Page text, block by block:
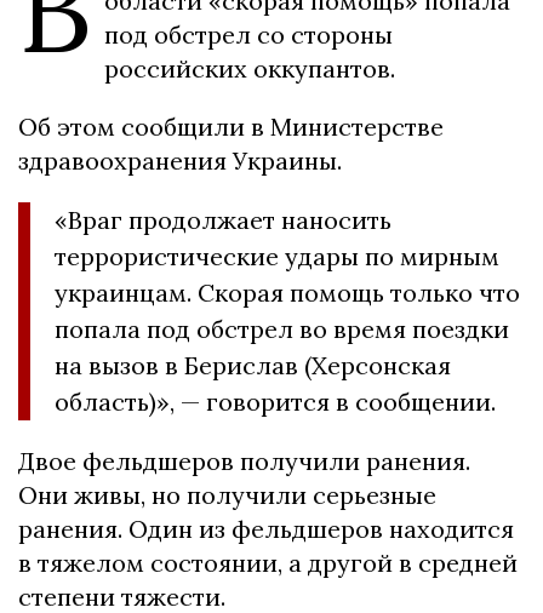
под обстрел со стороны
российских оккупантов.
Об этом сообщили в Министерстве
здравоохранения Украины.
«Враг продолжает наносить
террористические удары по мирным
украинцам. Скорая помощь только что
попала под обстрел во время поездки
на вызов в Берислав (Херсонская
область)», — говорится в сообщении.
Двое фельдшеров получили ранения.
Они живы, но получили серьезные
ранения. Один из фельдшеров находится
в тяжелом состоянии, а другой в средней
степени тяжести.